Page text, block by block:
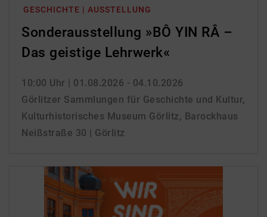
GESCHICHTE | AUSSTELLUNG
Sonderausstellung »BÔ YIN RÂ –
Das geistige Lehrwerk«
10:00 Uhr | 01.08.2026 - 04.10.2026
Görlitzer Sammlungen für Geschichte und Kultur,
Kulturhistorisches Museum Görlitz, Barockhaus
Neißstraße 30 | Görlitz